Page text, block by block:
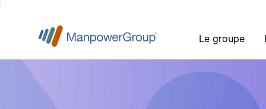
:
Le groupe